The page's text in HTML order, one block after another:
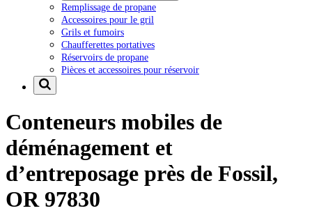
Remplissage de propane
Accessoires pour le gril
Grils et fumoirs
Chaufferettes portatives
Réservoirs de propane
Pièces et accessoires pour réservoir
Conteneurs mobiles de
déménagement et
d’entreposage près de Fossil,
OR 97830